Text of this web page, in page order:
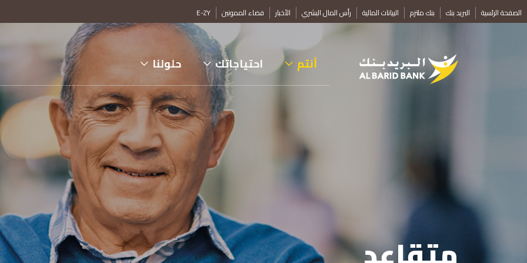
تجاوز
إلىالصفحة الرئسية البريد بنك بنك ملتزم البيانات المالية رأس المال البشري الأخبار فضاء الممونين E-ZY
أنتم احتياجاتك حلولنا